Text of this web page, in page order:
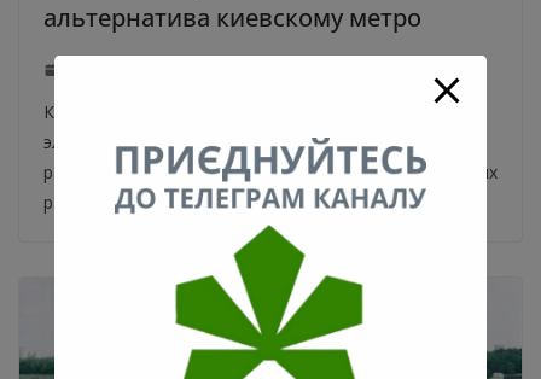
альтернатива киевскому метро
Капвей — украинский проект железнодорожного
электротранспорта, движущегося по эстакадам,
разработанный для использования в густонаселенных
районах. Еще в далекие 60-е годы